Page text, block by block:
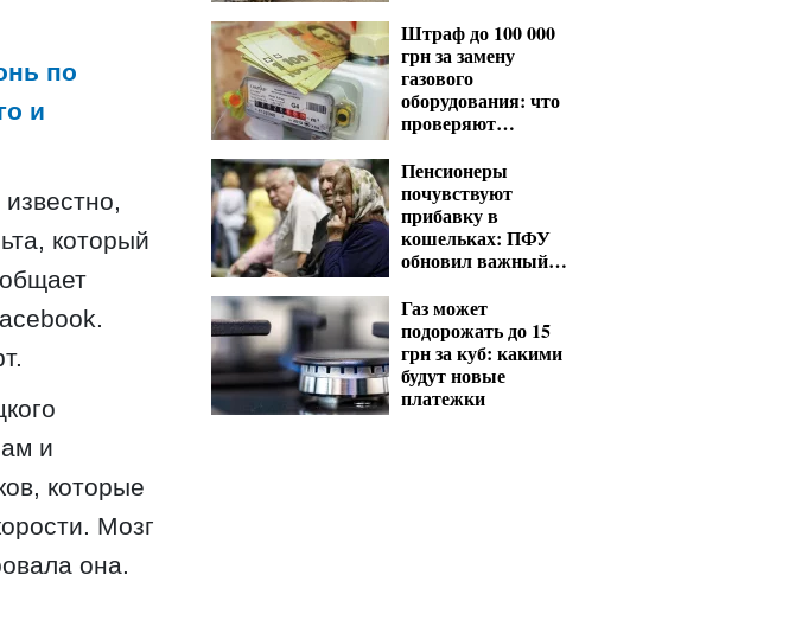
по
и
который
и
которые
Мозг
она.
Штраф до 100 000
грн за замену
газового
оборудования: что
проверяют
Пенсионеры
почувствуют
прибавку в
кошельках: ПФУ
обновил важный
расчета выплат
Газ может
подорожать до 15
грн за куб: какими
будут новые
платежки